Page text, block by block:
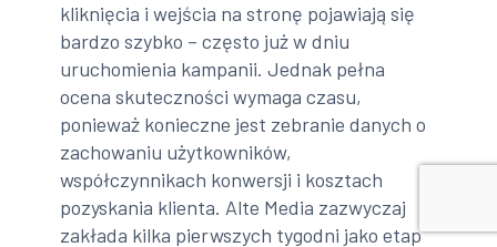
kliknięcia i wejścia na stronę pojawiają się
bardzo szybko – często już w dniu
uruchomienia kampanii. Jednak pełna
ocena skuteczności wymaga czasu,
ponieważ konieczne jest zebranie danych o
zachowaniu użytkowników,
współczynnikach konwersji i kosztach
pozyskania klienta. Alte Media zazwyczaj
zakłada kilka pierwszych tygodni jako etap